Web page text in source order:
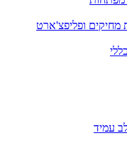
מחיקים ופליפצ'ארט
עמיד